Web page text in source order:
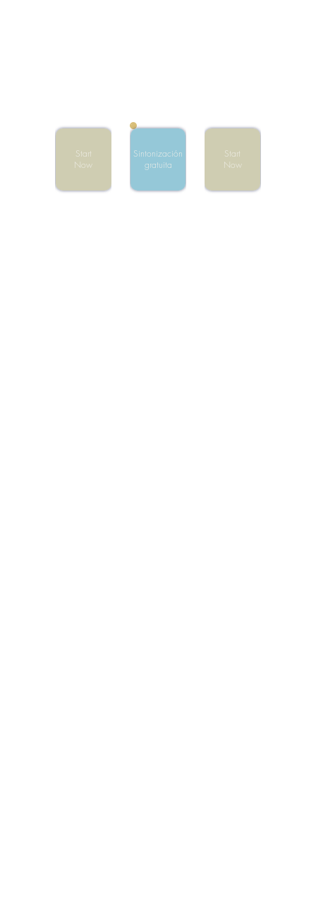
Start
Now
Sintonización
gratuita
Start
Now